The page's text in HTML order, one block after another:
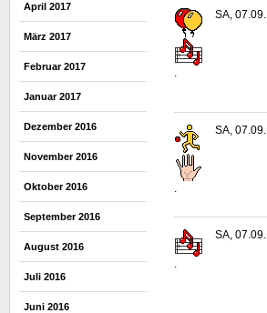
April 2017
März 2017
Februar 2017
Januar 2017
Dezember 2016
November 2016
Oktober 2016
September 2016
August 2016
Juli 2016
Juni 2016
.
SA, 07.09.
.
SA, 07.09.
.
SA, 07.09.